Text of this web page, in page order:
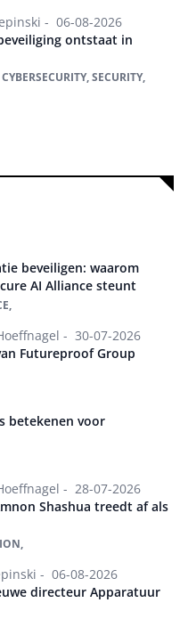
- 06-08-2026
ontstaat in
SECURITY,
beveiligen: waarom
AI Alliance steunt
- 30-07-2026
Futureproof Group
betekenen voor
- 28-07-2026
Shashua treedt af als
- 06-08-2026
directeur Apparatuur